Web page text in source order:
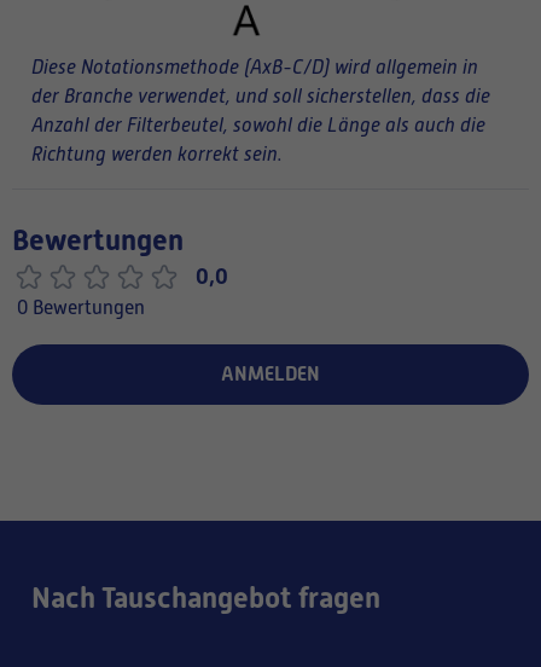
Diese Notationsmethode (AxB-C/D) wird allgemein in
der Branche verwendet, und soll sicherstellen, dass die
Anzahl der Filterbeutel, sowohl die Länge als auch die
Richtung werden korrekt sein.
Bewertungen
0,0
0 Bewertungen
ANMELDEN
Nach Tauschangebot fragen